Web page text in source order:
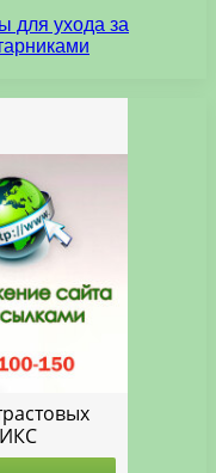
для ухода за